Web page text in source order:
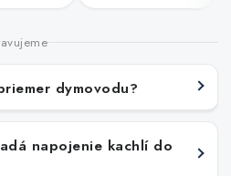
dymovodu?
napojenie kachlí do